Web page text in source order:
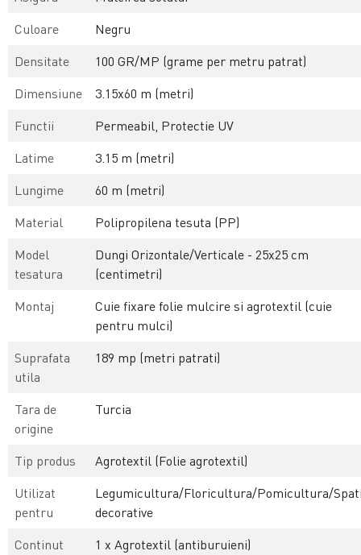
Culoare
Negru
Densitate
100 GR/MP (grame per metru patrat)
Dimensiune
3.15x60 m (metri)
Functii
Permeabil, Protectie UV
Latime
3.15 m (metri)
Lungime
60 m (metri)
Material
Polipropilena tesuta (PP)
Model
tesatura
Dungi Orizontale/Verticale - 25x25 cm
(centimetri)
Montaj
Cuie fixare folie mulcire si agrotextil (cuie
pentru mulci)
Suprafata
utila
189 mp (metri patrati)
Tara de
origine
Turcia
Tip produs
Agrotextil (Folie agrotextil)
Utilizat
pentru
Legumicultura/Floricultura/Pomicultura/
decorative
Continut
1 x Agrotextil (antiburuieni)